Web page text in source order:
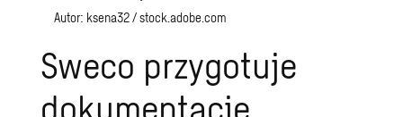
Autor: ksena32 / stock.adobe.com
Sweco przygotuje
dokumentację